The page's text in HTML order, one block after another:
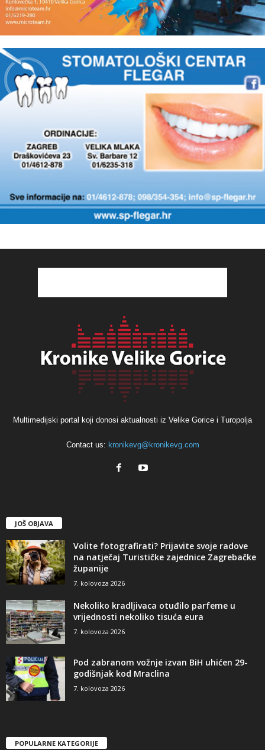
Multimedijski portal koji donosi aktualnosti iz Velike Gorice i Turopolja
Contact us: kronikevg@kronikevg.com
JOŠ OBJAVA
Volite fotografirati? Prijavite svoje radove
na natječaj Turističke zajednice Zagrebačke
županije
7. kolovoza 2026
Nekoliko kradljivaca otuđilo parfeme u
vrijednosti nekoliko tisuća eura
7. kolovoza 2026
Pod zabranom vožnje izvan BiH uhićen 29-
godišnjak kod Mraclina
7. kolovoza 2026
POPULARNE KATEGORIJE